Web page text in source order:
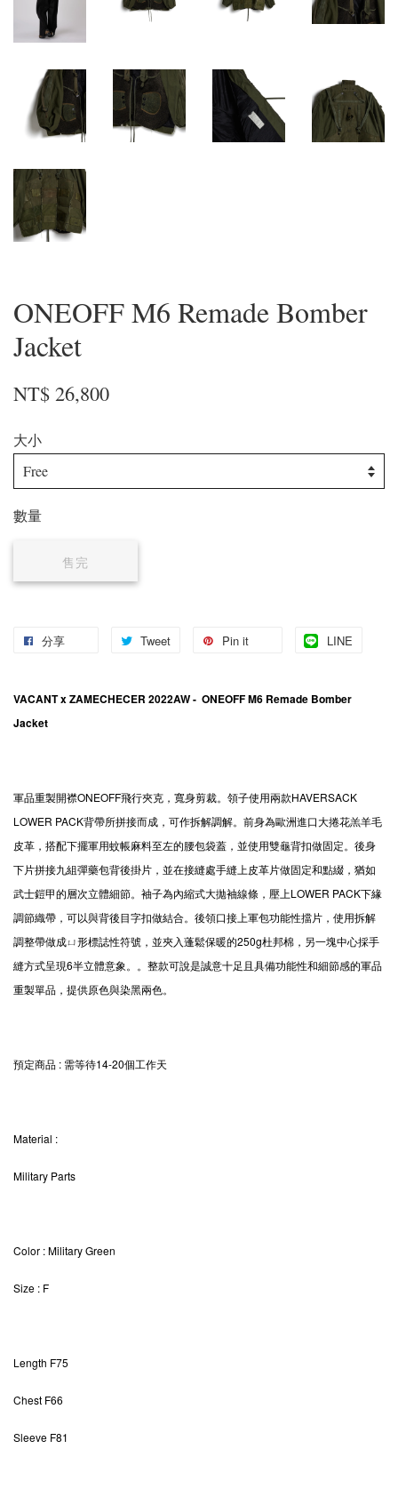
ONEOFF M6 Remade Bomber
Jacket
NT$ 26,800
大小
數量
售完
分享 Tweet Pin it LINE
VACANT x ZAMECHECER 2022AW - ONEOFF M6 Remade Bomber
Jacket
軍品重製開襟ONEOFF飛行夾克，寬身剪裁。領子使用兩款HAVERSACK
LOWER PACK背帶所拼接而成，可作拆解調解。前身為歐洲進口大捲花羔羊毛
皮革，搭配下擺軍用蚊帳麻料至左的腰包袋蓋，並使用雙龜背扣做固定。後身
下片拼接九組彈藥包背後掛片，並在接縫處手縫上皮革片做固定和點綴，猶如
武士鎧甲的層次立體細節。袖子為內縮式大拋袖線條，壓上LOWER PACK下緣
調節織帶，可以與背後目字扣做結合。後領口接上軍包功能性擋片，使用拆解
調整帶做成ㄩ形標誌性符號，並夾入蓬鬆保暖的250g杜邦棉，另一塊中心採手
縫方式呈現6半立體意象。。整款可說是誠意十足且具備功能性和細節感的軍品
重製單品， 提供原色與染黑兩色。
預定商品 : 需等待14-20個工作天
Material :
Military Parts
Color : Military Green
Size : F
Length F75
Chest F66
Sleeve F81